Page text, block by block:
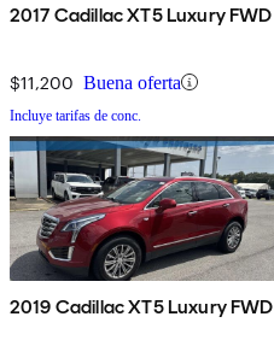
2017 Cadillac XT5 Luxury FWD
$11,200 Buena oferta
Incluye tarifas de conc.
2019 Cadillac XT5 Luxury FWD